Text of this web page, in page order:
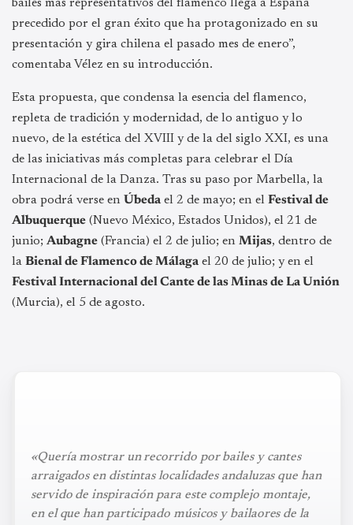
bailes más representativos del flamenco llega a España
precedido por el gran éxito que ha protagonizado en su
presentación y gira chilena el pasado mes de enero”,
comentaba Vélez en su introducción.
Esta propuesta, que condensa la esencia del flamenco,
repleta de tradición y modernidad, de lo antiguo y lo
nuevo, de la estética del XVIII y de la del siglo XXI, es una
de las iniciativas más completas para celebrar el Día
Internacional de la Danza. Tras su paso por Marbella, la
obra podrá verse en Úbeda el 2 de mayo; en el Festival de
Albuquerque (Nuevo México, Estados Unidos), el 21 de
junio; Aubagne (Francia) el 2 de julio; en Mijas, dentro de
la Bienal de Flamenco de Málaga el 20 de julio; y en el
Festival Internacional del Cante de las Minas de La Unión
(Murcia), el 5 de agosto.
«Quería mostrar un recorrido por bailes y cantes
arraigados en distintas localidades andaluzas que han
servido de inspiración para este complejo montaje,
en el que han participado músicos y bailaores de la